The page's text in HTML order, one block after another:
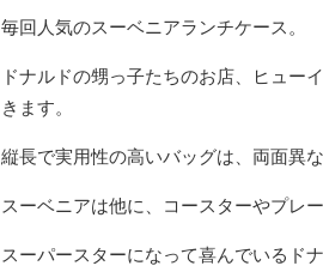
毎回人気のスーベニアランチケース。
ドナルドの甥っ子たちのお店、ヒュー
きます。
縦長で実用性の高いバッグは、両面異
スーベニアは他に、コースターやプレ
スーパースターになって喜んでいるド